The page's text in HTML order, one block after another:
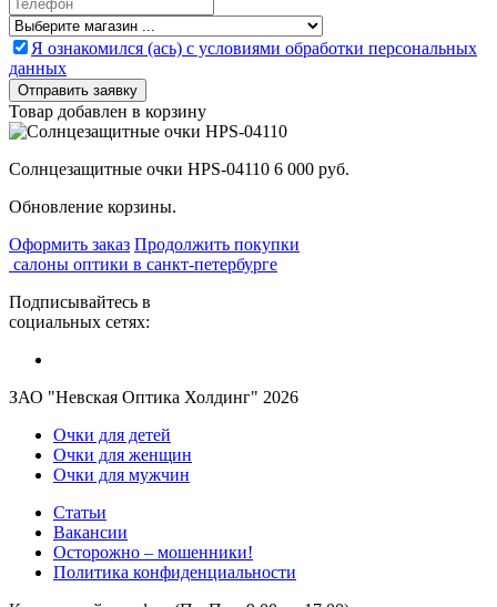
Я ознакомился (ась) с условиями обработки персональных
данных
Товар добавлен в корзину
Солнцезащитные очки HPS-04110 6 000 руб.
Обновление корзины.
Оформить заказ Продолжить покупки
салоны оптики в санкт-петербурге
Подписывайтесь в
социальных сетях:
ЗАО "Невская Оптика Холдинг" 2026
Очки для детей
Очки для женщин
Очки для мужчин
Статьи
Вакансии
Осторожно – мошенники!
Политика конфиденциальности